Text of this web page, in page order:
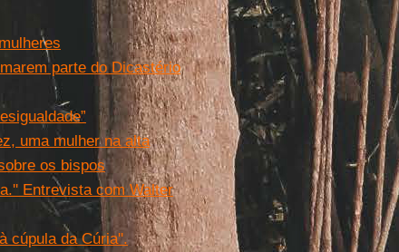
parte do Dicastério
uma mulher na alta
os bispos
Entrevista com Walter
cúpula da Cúria''.